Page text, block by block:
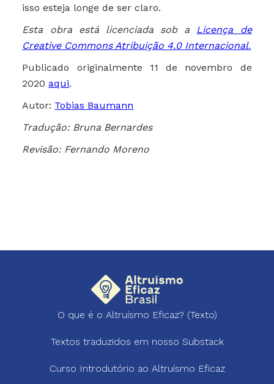
isso esteja longe de ser claro.
Esta obra está licenciada sob a Licença de
Creative Commons Atribuição 4.0 Internacional.
Publicado originalmente 11 de novembro de
2020aqui.
Autor: Tobias Baumann
Tradução: Bruna Bernardes
Revisão: Fernando Moreno
O que é o Altruísmo Eficaz? (Texto)
Textos traduzidos em nosso Substack
Curso Introdutório ao Altruísmo Eficaz